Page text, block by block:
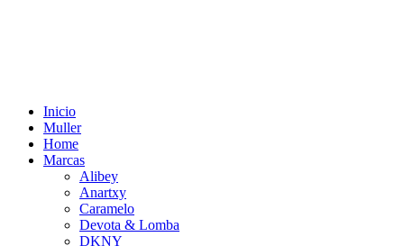
Inicio
Muller
Home
Marcas
Alibey
Anartxy
Caramelo
Devota & Lomba
DKNY